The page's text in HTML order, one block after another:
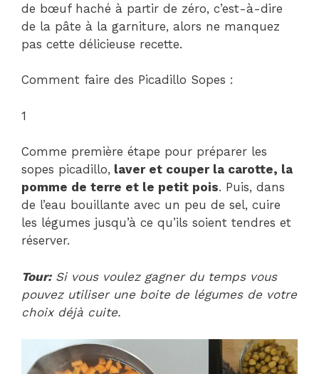
de bœuf haché à partir de zéro, c’est-à-dire
de la pâte à la garniture, alors ne manquez
pas cette délicieuse recette.
Comment faire des Picadillo Sopes :
1
Comme première étape pour préparer les
sopes picadillo, laver et couper la carotte, la
pomme de terre et le petit pois. Puis, dans
de l’eau bouillante avec un peu de sel, cuire
les légumes jusqu’à ce qu’ils soient tendres et
réserver.
Tour:Si vous voulez gagner du temps vous
pouvez utiliser une boite de légumes de votre
choix déjà cuite.